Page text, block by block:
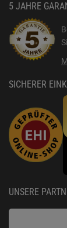
5 JAHRE
SICHERER
UNSERE